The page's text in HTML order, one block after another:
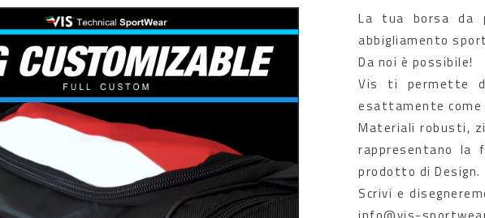
La tua borsa da
abbigliamento
Da noi è possibile!
Vis ti permette
esattamente
Materiali robusti,
rappresentano la
prodotto di Design.
Scrivi e